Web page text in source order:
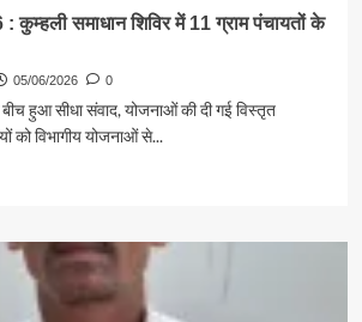
कुम्हली समाधान शिविर में 11 ग्राम पंचायतों के
05/06/2026 0
हुआ सीधा संवाद, योजनाओं की दी गई विस्तृत
को विभागीय योजनाओं से...